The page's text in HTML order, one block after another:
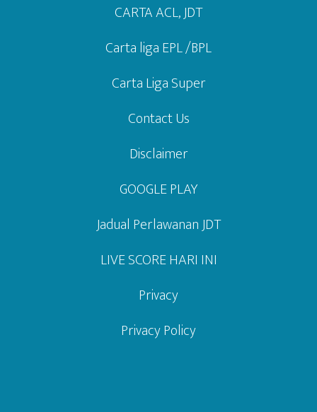
CARTA ACL, JDT
Carta liga EPL /BPL
Carta Liga Super
Contact Us
Disclaimer
GOOGLE PLAY
Jadual Perlawanan JDT
LIVE SCORE HARI INI
Privacy
Privacy Policy